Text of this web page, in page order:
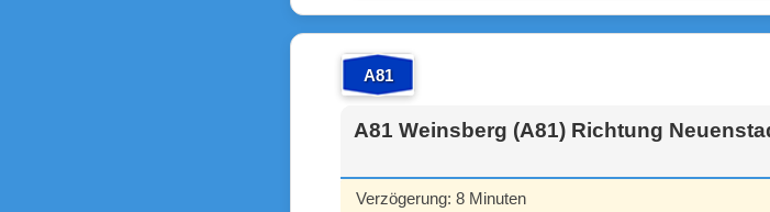
A81
A81 Weinsberg (A81) Richtung
Verzögerung: 8 Minuten